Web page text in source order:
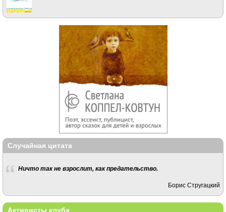
Случайная цитата
Ничто так не взрослит, как предательство.
Борис Стругацкий
Активисты клуба